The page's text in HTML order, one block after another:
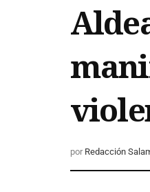
por Redacción